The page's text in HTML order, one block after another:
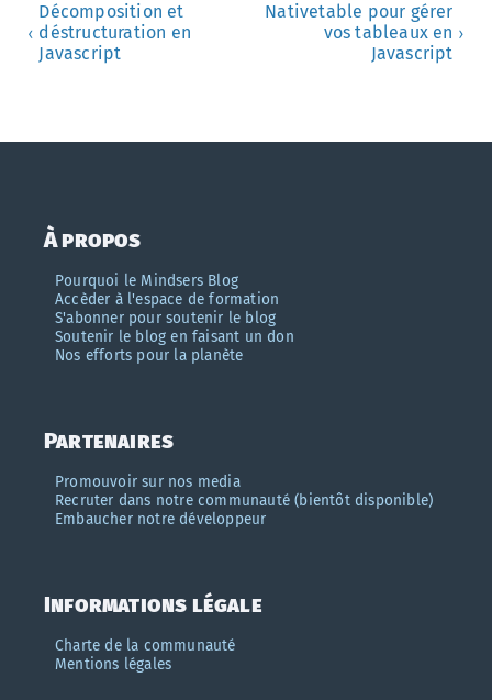
‹
Décomposition et
déstructuration en
Javascript
Nativetable pour gérer
vos tableaux en
Javascript
›
À propos
Pourquoi le Mindsers Blog
Accèder à l'espace de formation
S'abonner pour soutenir le blog
Soutenir le blog en faisant un don
Nos efforts pour la planète
Partenaires
Promouvoir sur nos media
Recruter dans notre communauté (bientôt disponible)
Embaucher notre développeur
Informations légale
Charte de la communauté
Mentions légales